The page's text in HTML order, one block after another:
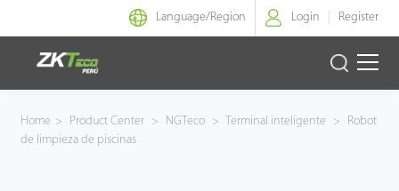
Language/Region Login Register
Identidad Inteligente
Home > Product Center > NGTeco > Terminal inteligente >
Robot
de limpieza de piscinas